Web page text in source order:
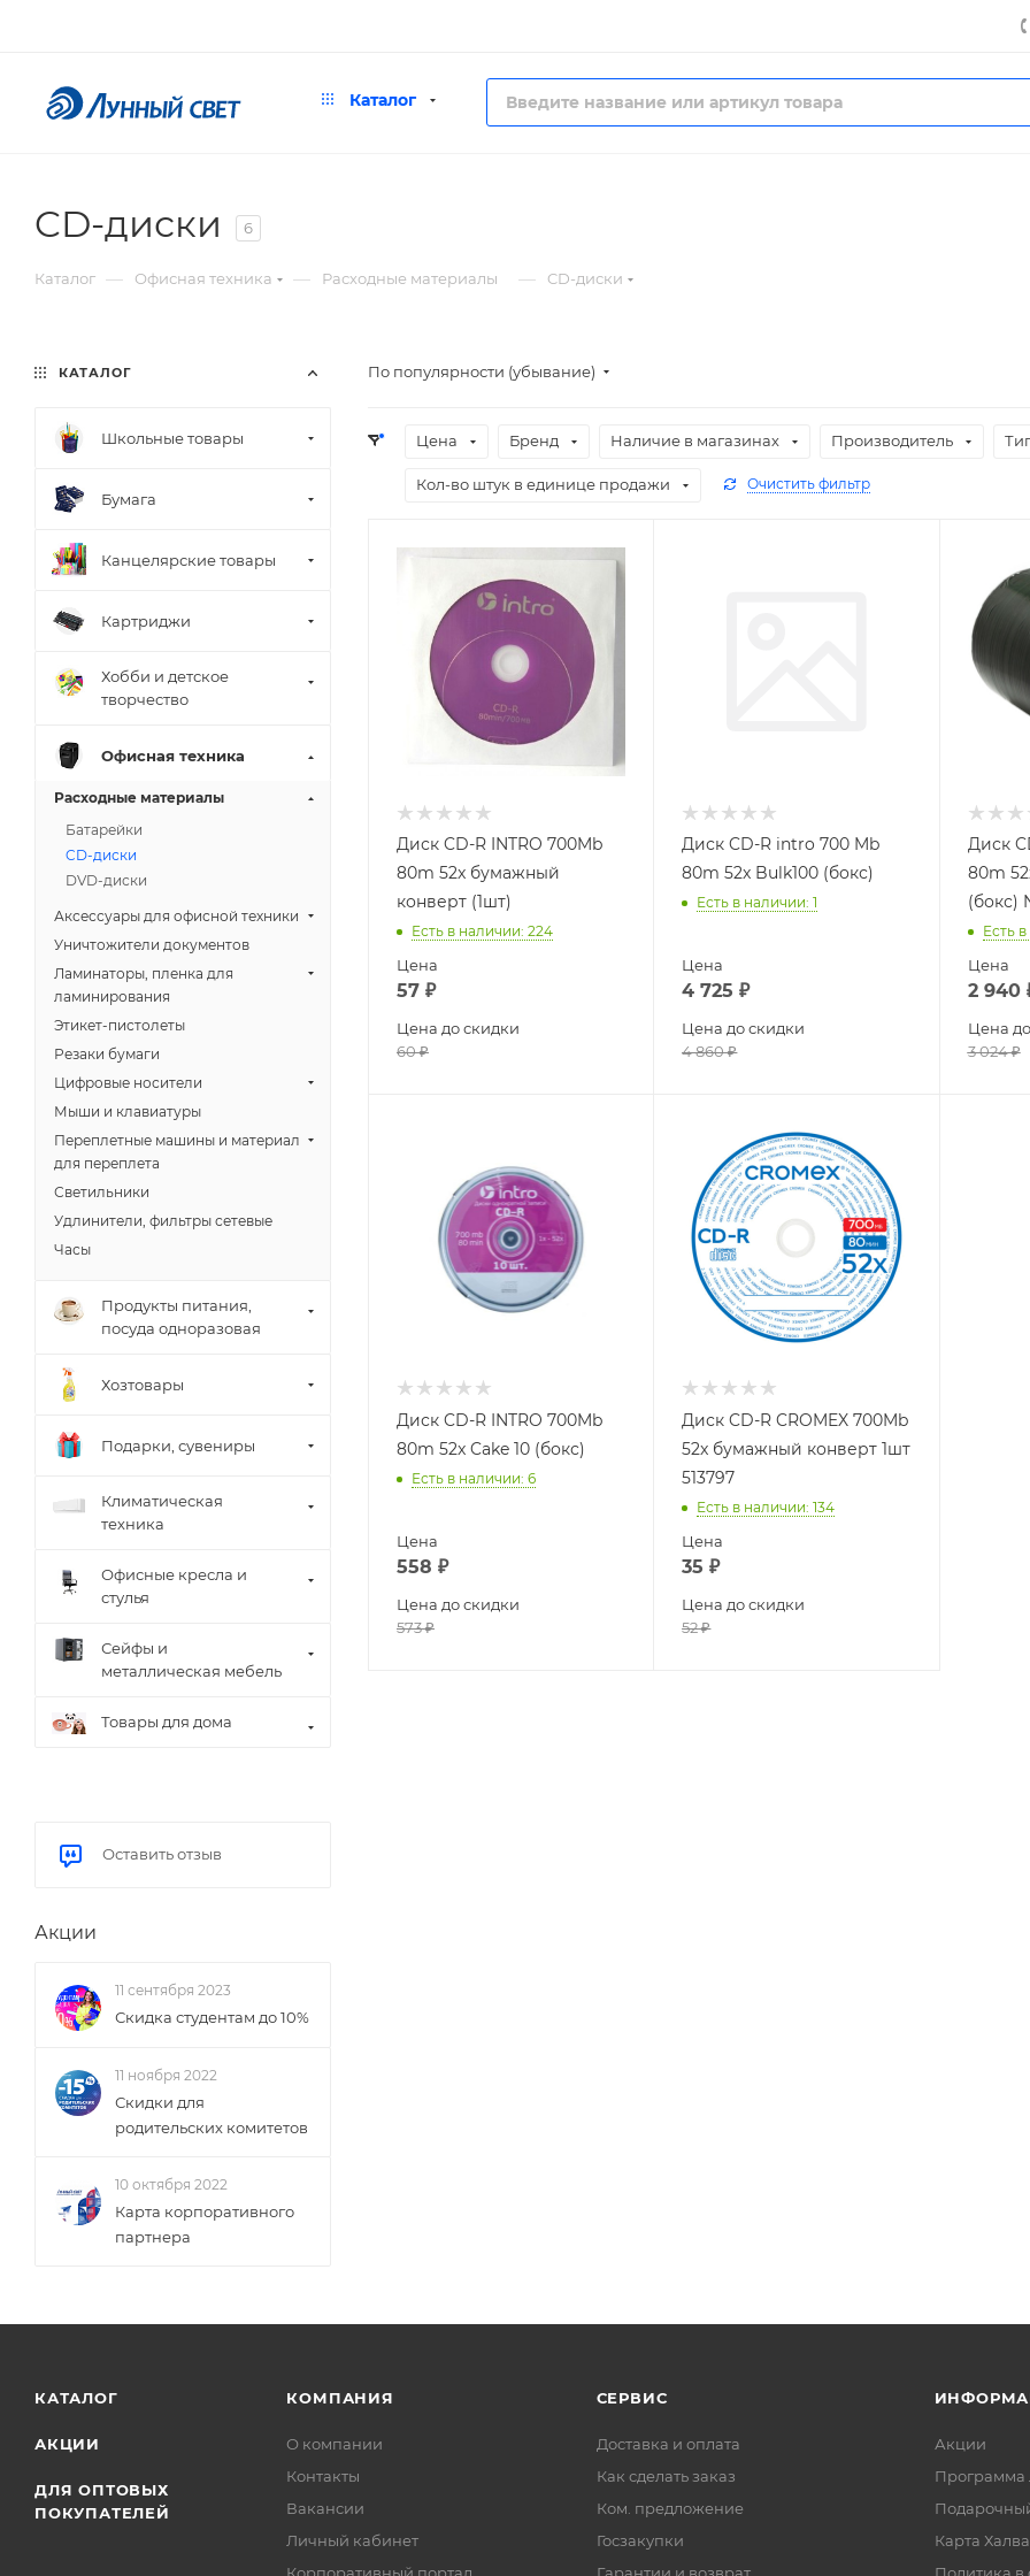
Каталог
CD-диски 6
Каталог — Офисная техника — Расходные материалы — CD-диски
По популярности (убывание)
Цена Бренд Наличие в магазинах Производитель
Кол-во штук в единице продажи Очистить фильтр
Диск CD-R INTRO 700Mb
80m 52x бумажный
конверт (1шт)
Есть в наличии: 224
Цена
57 ₽
Цена до скидки
60₽
Диск CD-R intro 700 Mb
80m 52x Bulk100 (бокс)
Есть в наличии: 1
Цена
4 725 ₽
Цена до скидки
4 860₽
Диск
80m
(бокс)
Есть
Цена
2 940
Цена
3 024₽
Диск CD-R INTRO 700Mb
80m 52x Cake 10 (бокс)
Есть в наличии: 6
Цена
558 ₽
Цена до скидки
573₽
Диск CD-R CROMEX 700Mb
52x бумажный конверт 1шт
513797
Есть в наличии: 134
Цена
35 ₽
Цена до скидки
52₽
КАТАЛОГ
Школьные товары
Бумага
Канцелярские товары
Картриджи
Хобби и детское
творчество
Офисная техника
Расходные материалы
Батарейки
CD-диски
DVD-диски
Аксессуары для офисной техники
Уничтожители документов
Ламинаторы, пленка для
ламинирования
Этикет-пистолеты
Резаки бумаги
Цифровые носители
Мыши и клавиатуры
Переплетные машины и материал
для переплета
Светильники
Удлинители, фильтры сетевые
Часы
Продукты питания,
посуда одноразовая
Хозтовары
Подарки, сувениры
Климатическая
техника
Офисные кресла и
стулья
Сейфы и
металлическая мебель
Товары для дома
Оставить отзыв
Акции
11 сентября 2023
Скидка студентам до 10%
11 ноября 2022
Скидки для
родительских комитетов
10 октября 2022
Карта корпоративного
партнера
КАТАЛОГ
АКЦИИ
ДЛЯ ОПТОВЫХ
ПОКУПАТЕЛЕЙ
КОМПАНИЯ
О компании
Контакты
Вакансии
Личный кабинет
СЕРВИС
Доставка и оплата
Как сделать заказ
Ком. предложение
Госзакупки
Акции
Программа
Карта Халва